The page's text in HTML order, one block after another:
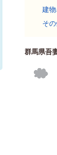
建
そ
群馬県吾